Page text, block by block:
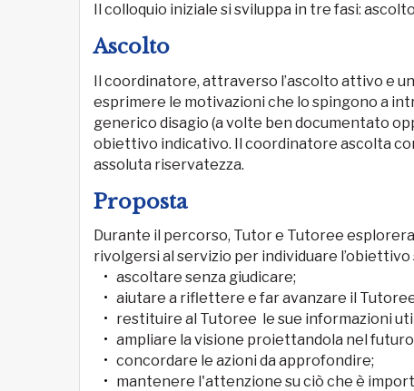
Il colloquio iniziale si sviluppa in tre fasi:
Ascolto
Il coordinatore, attraverso l’ascolto attivo e
esprimere le motivazioni che lo spingono a
generico disagio (a volte ben documentato
obiettivo indicativo. Il coordinatore ascolta
assoluta riservatezza.
Proposta
Durante il percorso, Tutor e Tutoree
rivolgersi al servizio per individuare
ascoltare senza giudicare;
aiutare a riflettere e far avanzare il
restituire al Tutoree le sue informazioni
ampliare la visione proiettandola nel
concordare le azioni da approfondire;
mantenere l'attenzione su ciò che è